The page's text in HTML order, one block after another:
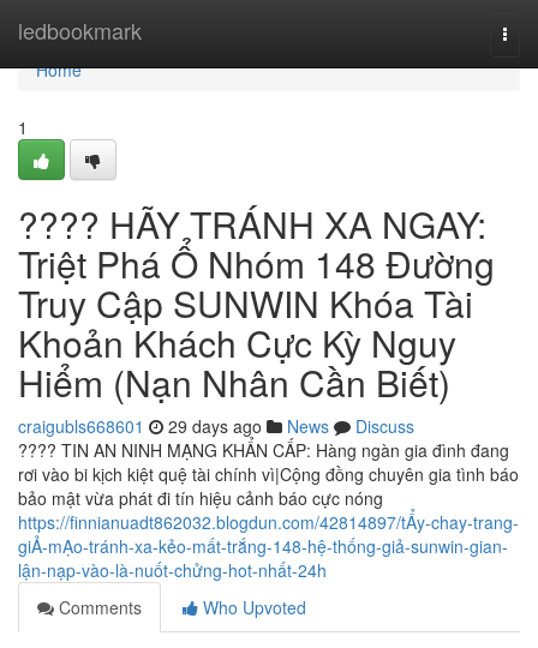
ledbookmark
Home
Home
1
???? HÃY TRÁNH XA NGAY:
Triệt Phá Ổ Nhóm 148 Đường
Truy Cập SUNWIN Khóa Tài
Khoản Khách Cực Kỳ Nguy
Hiểm (Nạn Nhân Cần Biết)
craigubls668601 29 days ago News
Discuss
???? TIN AN NINH MẠNG KHẨN CẤP: Hàng ngàn gia đình đang
rơi vào bi kịch kiệt quệ tài chính vì|Cộng đồng chuyên gia tình báo
bảo mật vừa phát đi tín hiệu cảnh báo cực nóng
https://finnianuadt862032.blogdun.com/42814897/tẨy-chay-trang-
giẢ-mẠo-tránh-xa-kẻo-mất-trắng-148-hệ-thống-giả-sunwin-gian-
lận-nạp-vào-là-nuốt-chửng-hot-nhất-24h
Comments
Who Upvoted